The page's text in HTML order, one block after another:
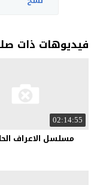
فيديوهات ذات
02:14:55
مسلسل الاعراف